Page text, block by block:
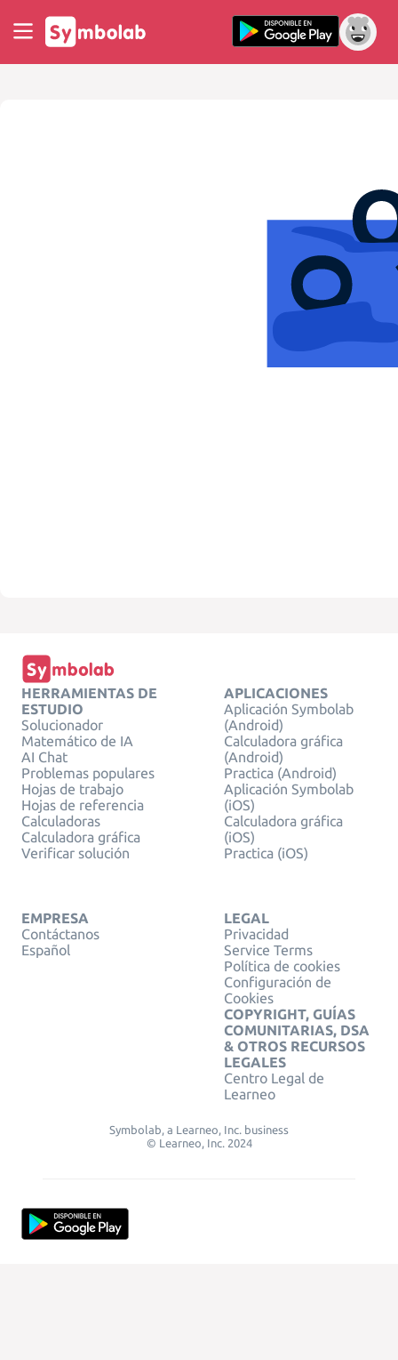
HERRAMIENTAS DE
ESTUDIO
Solucionador
Matemático de IA
AI Chat
Problemas populares
Hojas de trabajo
Hojas de referencia
Calculadoras
Calculadora gráfica
Verificar solución
APLICACIONES
Aplicación Symbolab
(Android)
Calculadora gráfica
(Android)
Practica (Android)
Aplicación Symbolab
(iOS)
Calculadora gráfica
(iOS)
Practica (iOS)
EMPRESA
Contáctanos
Español
LEGAL
Privacidad
Service Terms
Política de cookies
Configuración de
Cookies
COPYRIGHT, GUÍAS
COMUNITARIAS, DSA
& OTROS RECURSOS
LEGALES
Centro Legal de
Learneo
Symbolab, a Learneo, Inc. business
© Learneo, Inc. 2024